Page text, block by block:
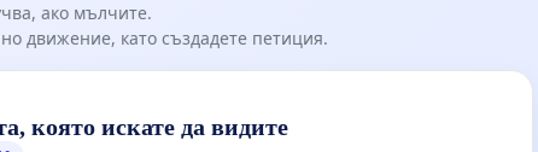
ако мълчите.
движение, като създадете петиция.
която искате да видите